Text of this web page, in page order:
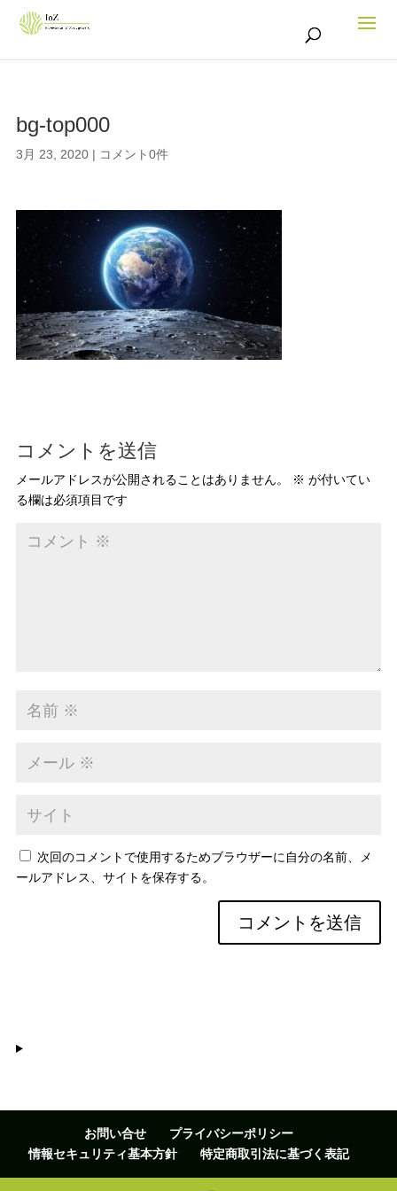
bg-top000
3月 23, 2020| コメント0件
コメントを送信
メールアドレスが公開されることはありません。 ※ が付いてい
る欄は必須項目です
次回のコメントで使用するためブラウザーに自分の名前、メ
ールアドレス、サイトを保存する。
お問い合せ
プライバシーポリシー
情報セキュリティ基本方針
特定商取引法に基づく表記